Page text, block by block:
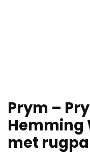
Prym –
Hemming
met